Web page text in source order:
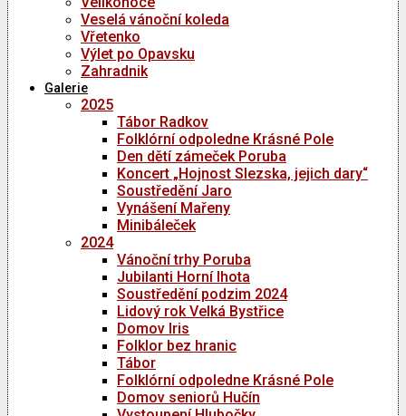
Veselá vánoční koleda
Vřetenko
Výlet po Opavsku
Zahradnik
Galerie
2025
Tábor Radkov
Folklórní odpoledne Krásné Pole
Den dětí zámeček Poruba
Koncert „Hojnost Slezska, jejich dary“
Soustředění Jaro
Vynášení Mařeny
Minibáleček
2024
Vánoční trhy Poruba
Jubilanti Horní lhota
Soustředění podzim 2024
Lidový rok Velká Bystřice
Domov Iris
Folklor bez hranic
Tábor
Folklórní odpoledne Krásné Pole
Domov seniorů Hučín